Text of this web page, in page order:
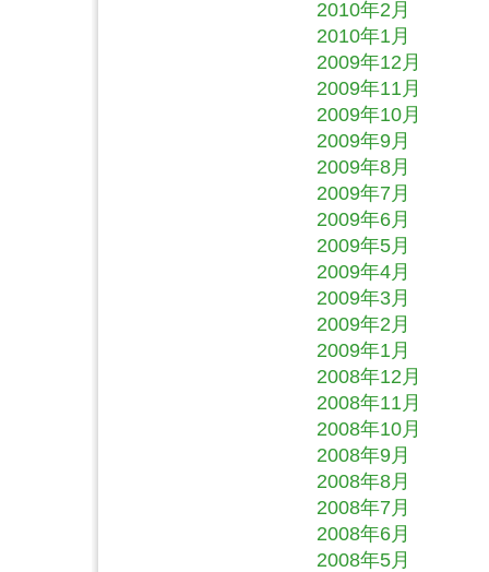
2010年2月
2010年1月
2009年12月
2009年11月
2009年10月
2009年9月
2009年8月
2009年7月
2009年6月
2009年5月
2009年4月
2009年3月
2009年2月
2009年1月
2008年12月
2008年11月
2008年10月
2008年9月
2008年8月
2008年7月
2008年6月
2008年5月